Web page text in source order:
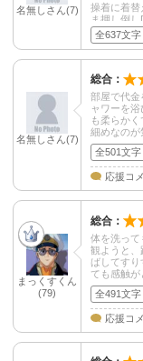
名無しさん(7)
操着に着替
ま押し倒
全637文字
名無しさん(7)
総合：
部屋で代金
ャワーを
も柔らか
細めなのが
全501文字
応援コ
まっくすくん
(79)
総合：
体を洗ってもらっ
観ようと、
ばしてすりすり撫で。 張りが
ても感触が
全491文字
応援コ